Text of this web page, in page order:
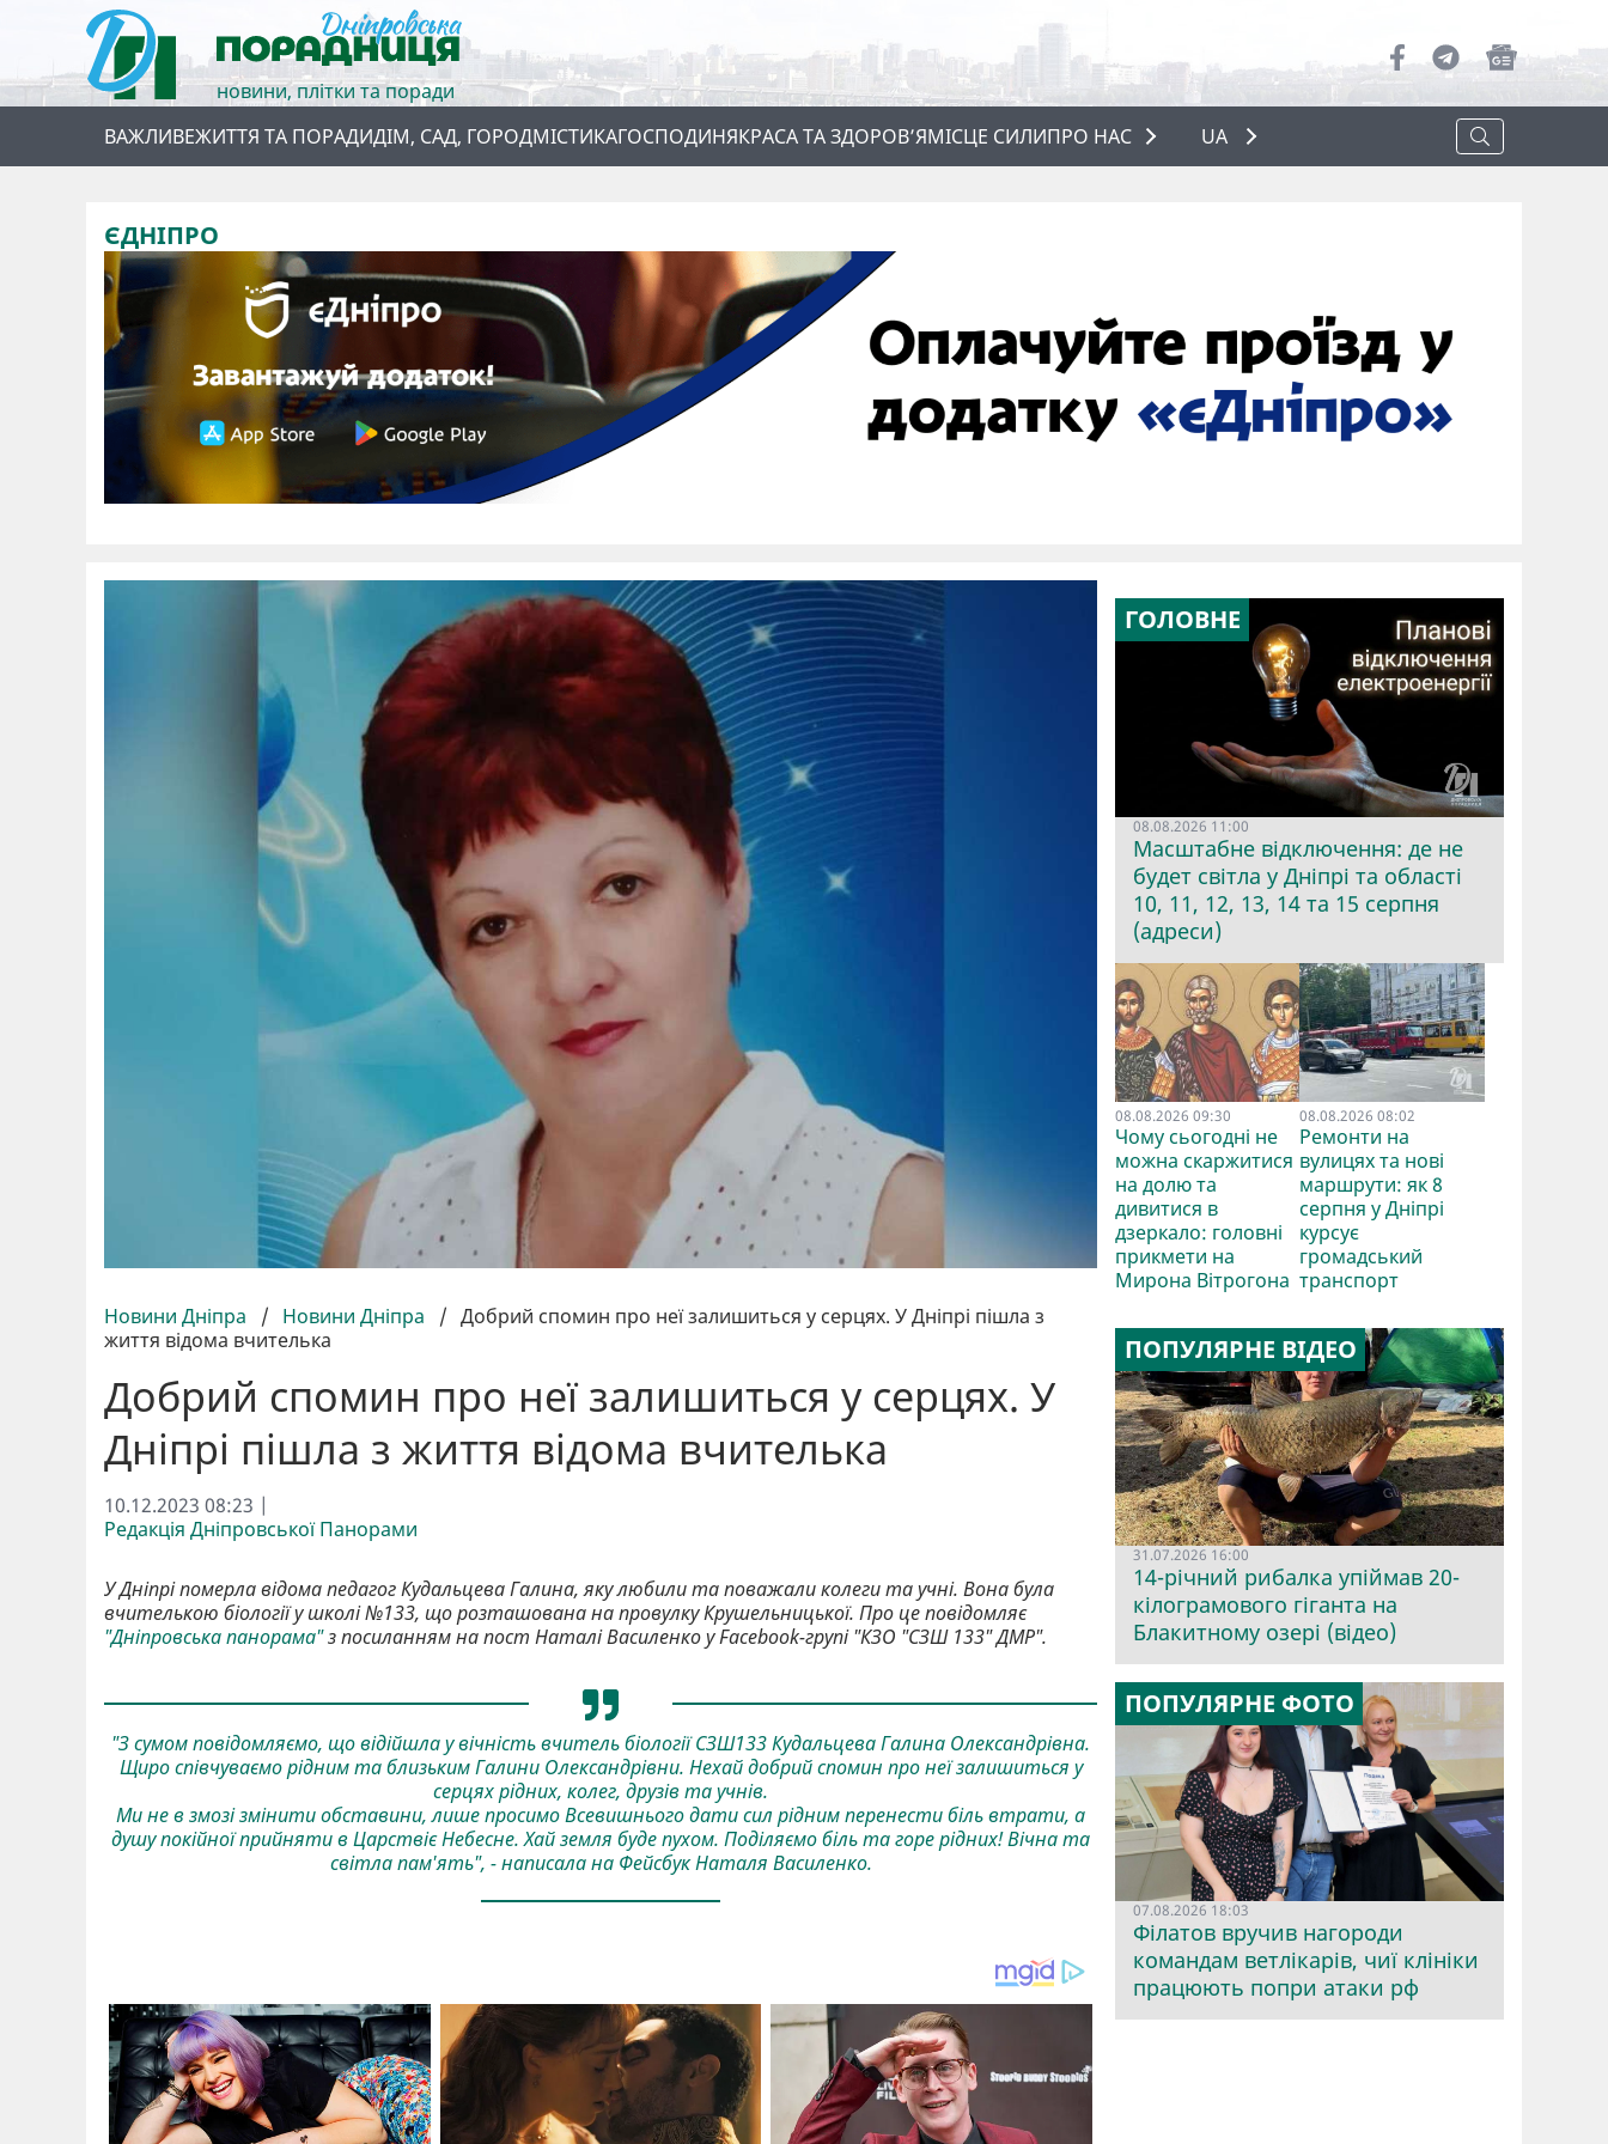
новини, плітки та поради
ВАЖЛИВЕЖИТТЯ ТА ПОРАДИДІМ, САД, ГОРОДМІСТИКАГОСПОДИНЯКРАСА ТА ЗДОРОВ’ЯМІСЦЕ СИЛИПРО НАС
ПРО НАС
UA
ЄДНІПРО
Новини Дніпра / Новини Дніпра / Добрий спомин про неї залишиться у серцях. У Дніпрі пішла з
життя відома вчителька
Добрий спомин про неї залишиться у серцях. У
Дніпрі пішла з життя відома вчителька
10.12.2023 08:23 |
Редакція Дніпровської Панорами
У Дніпрі померла відома педагог Кудальцева Галина, яку любили та поважали колеги та учні. Вона була
вчителькою біології у школі №133, що розташована на провулку Крушельницької. Про це повідомляє
"Дніпровська панорама"з посиланням на пост Наталі Василенко у Facebook-групі "КЗО "СЗШ 133" ДМР".
"З сумом повідомляємо, що відійшла у вічність вчитель біології СЗШ133 Кудальцева Галина Олександрівна.
Щиро співчуваємо рідним та близьким Галини Олександрівни. Нехай добрий спомин про неї залишиться у
серцях рідних, колег, друзів та учнів.
Ми не в змозі змінити обставини, лише просимо Всевишнього дати сил рідним перенести біль втрати, а
душу покійної прийняти в Царствіє Небесне. Хай земля буде пухом. Поділяємо біль та горе рідних! Вічна та
світла пам'ять", - написала на Фейсбук Наталя Василенко.
ГОЛОВНЕ
08.08.2026 11:00
Масштабне відключення: де не
будет світла у Дніпрі та області
10, 11, 12, 13, 14 та 15 серпня
(адреси)
08.08.2026 09:30
Чому сьогодні не
можна скаржитися
на долю та
дивитися в
дзеркало: головні
прикмети на
Мирона Вітрогона
08.08.2026 08:02
Ремонти на
вулицях та нові
маршрути: як 8
серпня у Дніпрі
курсує
громадський
транспорт
ПОПУЛЯРНЕ ВІДЕО
31.07.2026 16:00
14-річний рибалка упіймав 20-
кілограмового гіганта на
Блакитному озері (відео)
ПОПУЛЯРНЕ ФОТО
07.08.2026 18:03
Філатов вручив нагороди
командам ветлікарів, чиї клініки
працюють попри атаки рф